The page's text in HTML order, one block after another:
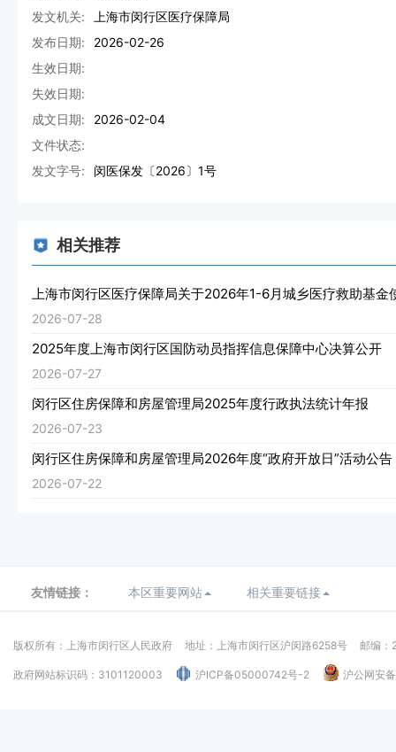
发文机关:
上海市闵行区医疗保障局
发布日期:
2026-02-26
生效日期:
失效日期:
成文日期:
2026-02-04
文件状态:
发文字号:
闵医保发〔2026〕1号
相关推荐
上海市闵行区医疗保障局关于2026年1-6月城乡医疗救助基金
2026-07-28
2025年度上海市闵行区国防动员指挥信息保障中心决算公开
2026-07-27
闵行区住房保障和房屋管理局2025年度行政执法统计年报
2026-07-23
闵行区住房保障和房屋管理局2026年度“政府开放日”活动公告
2026-07-22
友情链接： 本区重要网站 相关重要链接
版权所有：上海市闵行区人民政府 地址：上海市闵行区沪闵路6258号 邮编：
政府网站标识码：3101120003 沪ICP备05000742号-2 沪公网安